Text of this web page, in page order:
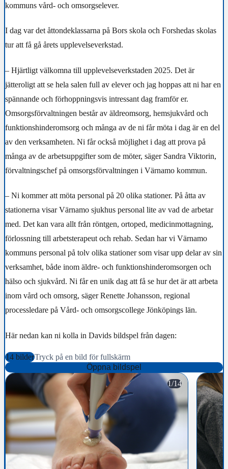
kommuns vård- och omsorgselever.
I dag var det åttondeklassarna på Bors skola och Forshedas skolas
tur att få gå årets upplevelseverkstad.
– Hjärtligt välkomna till upplevelseverkstaden 2025. Det är
jätteroligt att se hela salen full av elever och jag hoppas att ni har en
spännande och förhoppningsvis intressant dag framför er.
Omsorgsförvaltningen består av äldreomsorg, hemsjukvård och
funktionshinderomsorg och många av de ni får möta i dag är en del
av den verksamheten. Ni får också möjlighet i dag att prova på
många av de arbetsuppgifter som de möter, säger Sandra Viktorin,
förvaltningschef på omsorgsförvaltningen i Värnamo kommun.
– Ni kommer att möta personal på 20 olika stationer. På åtta av
stationerna visar Värnamo sjukhus personal lite av vad de arbetar
med. Det kan vara allt från röntgen, ortoped, medicinmottagning,
förlossning till arbetsterapeut och rehab. Sedan har vi Värnamo
kommuns personal på tolv olika stationer som visar upp delar av sin
verksamhet, både inom äldre- och funktionshinderomsorgen och
hälso och sjukvård. Ni får en unik dag att få se hur det är att arbeta
inom vård och omsorg, säger Renette Johansson, regional
processledare på Vård- och omsorgscollege Jönköpings län.
Här nedan kan ni kolla in Davids bildspel från dagen:
14 bilderTryck på en bild för fullskärm
Öppna bildspel
1/14